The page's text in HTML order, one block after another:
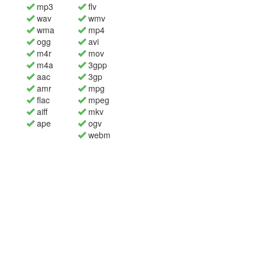
mp3
wav
wma
ogg
m4r
m4a
aac
amr
flac
aiff
ape
flv
wmv
mp4
avi
mov
3gpp
3gp
mpg
mpeg
mkv
ogv
webm